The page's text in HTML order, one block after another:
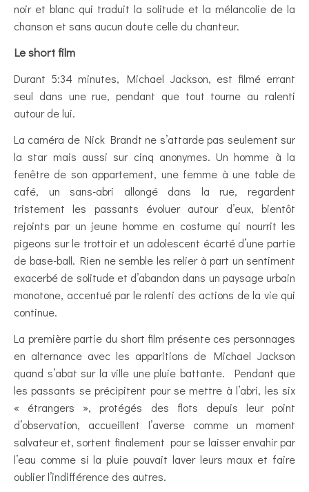
noir et blanc qui traduit la solitude et la mélancolie de la
chanson et sans aucun doute celle du chanteur.
Le short film
Durant 5:34 minutes, Michael Jackson, est filmé errant
seul dans une rue, pendant que tout tourne au ralenti
autour de lui.
La caméra de Nick Brandt ne s’attarde pas seulement sur
la star mais aussi sur cinq anonymes. Un homme à la
fenêtre de son appartement, une femme à une table de
café, un sans-abri allongé dans la rue, regardent
tristement les passants évoluer autour d’eux, bientôt
rejoints par un jeune homme en costume qui nourrit les
pigeons sur le trottoir et un adolescent écarté d’une partie
de base-ball. Rien ne semble les relier à part un sentiment
exacerbé de solitude et d’abandon dans un paysage urbain
monotone, accentué par le ralenti des actions de la vie qui
continue.
La première partie du short film présente ces personnages
en alternance avec les apparitions de Michael Jackson
quand s’abat sur la ville une pluie battante. Pendant que
les passants se précipitent pour se mettre à l’abri, les six
« étrangers », protégés des flots depuis leur point
d’observation, accueillent l’averse comme un moment
salvateur et, sortent finalement pour se laisser envahir par
l’eau comme si la pluie pouvait laver leurs maux et faire
oublier l’indifférence des autres.